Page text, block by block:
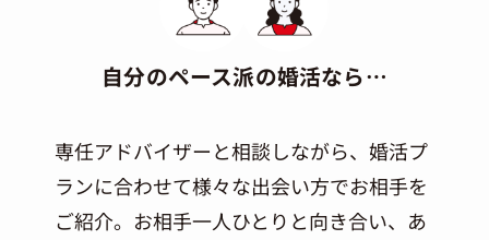
自分のペース派の婚活なら…
専任アドバイザーと相談しながら、婚活プ
ランに合わせて様々な出会い方でお相手を
ご紹介。お相手一人ひとりと向き合い、あ